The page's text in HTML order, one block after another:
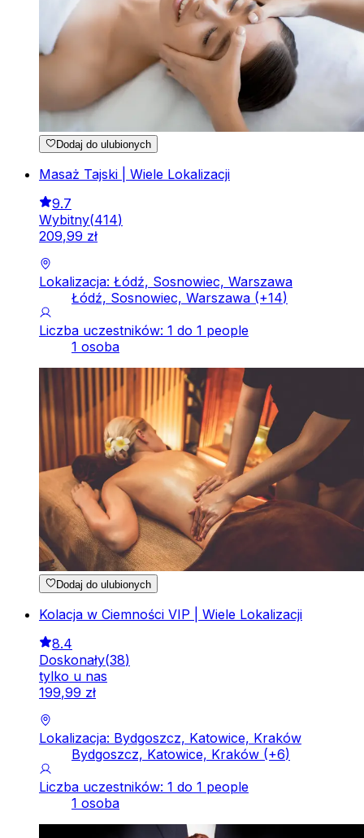
Dodaj do ulubionych
Masaż Tajski | Wiele Lokalizacji
9.7
Wybitny(414)
209,99 zł
Lokalizacja: Łódź, Sosnowiec, Warszawa
Łódź, Sosnowiec, Warszawa (+14)
Liczba uczestników: 1 do 1 people
1 osoba
Dodaj do ulubionych
Kolacja w Ciemności VIP | Wiele Lokalizacji
8.4
Doskonały(38)
tylko u nas
199,99 zł
Lokalizacja: Bydgoszcz, Katowice, Kraków
Bydgoszcz, Katowice, Kraków (+6)
Liczba uczestników: 1 do 1 people
1 osoba